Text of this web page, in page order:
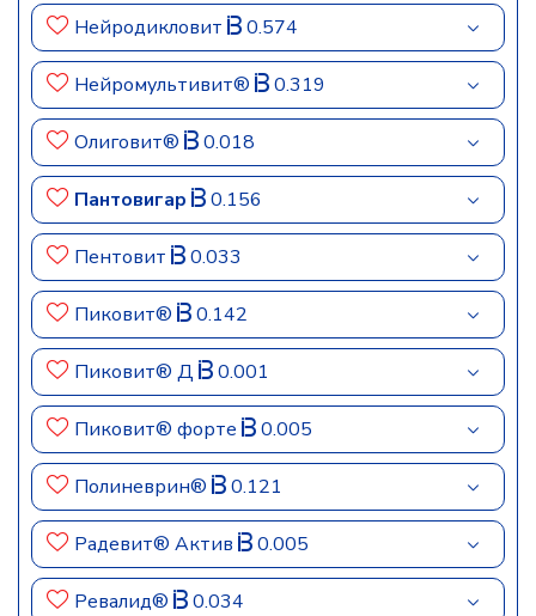
Нейродикловит 0.574
Нейромультивит® 0.319
Олиговит® 0.018
Пантовигар 0.156
Пентовит 0.033
Пиковит® 0.142
Пиковит® Д 0.001
Пиковит® форте 0.005
Полиневрин® 0.121
Радевит® Актив 0.005
Ревалид® 0.034